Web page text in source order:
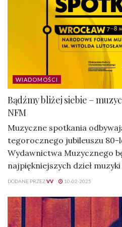
WIADOMOŚCI
Bądźmy bliżej siebie –
NFM
Muzyczne spotkania
tegorocznego jubileuszu 80-
Wydawnictwa Muzycznego
najpiękniejszych dzieł
DODANE PRZEZVV 10-02-2025